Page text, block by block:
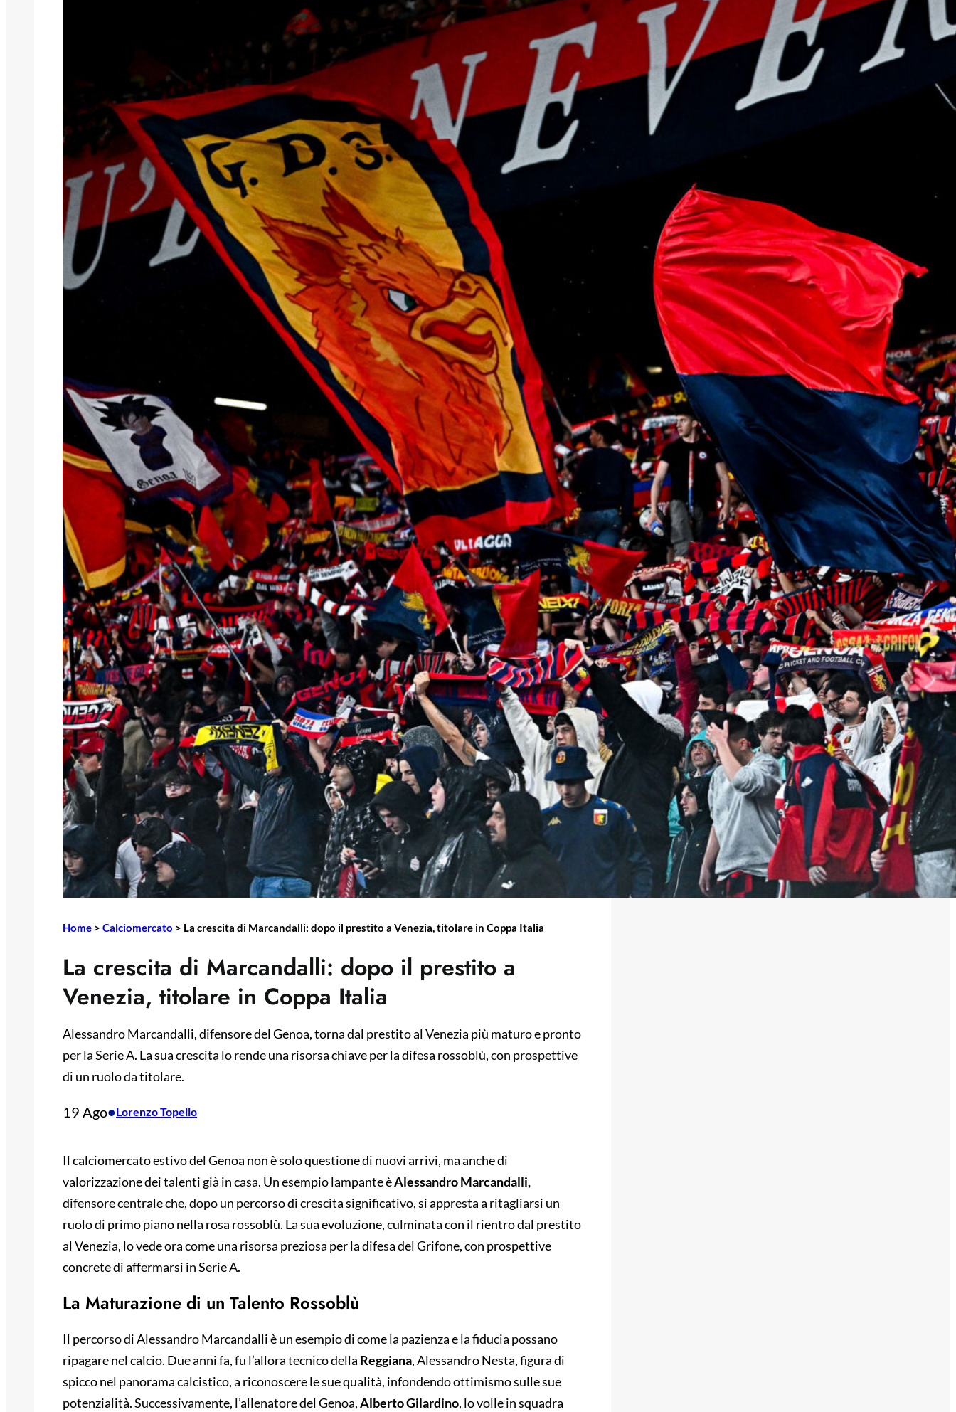
Home > Calciomercato > La crescita di Marcandalli: dopo il prestito a Venezia, titolare in Coppa Italia
La crescita di Marcandalli: dopo il prestito a
Venezia, titolare in Coppa Italia
Alessandro Marcandalli, difensore del Genoa, torna dal prestito al Venezia più maturo e pronto
per la Serie A. La sua crescita lo rende una risorsa chiave per la difesa rossoblù, con prospettive
di un ruolo da titolare.
19 Ago•Lorenzo Topello
Il calciomercato estivo del Genoa non è solo questione di nuovi arrivi, ma anche di
valorizzazione dei talenti già in casa. Un esempio lampante èAlessandro Marcandalli,
difensore centrale che, dopo un percorso di crescita significativo, si appresta a ritagliarsi un
ruolo di primo piano nella rosa rossoblù. La sua evoluzione, culminata con il rientro dal prestito
al Venezia, lo vede ora come una risorsa preziosa per la difesa del Grifone, con prospettive
concrete di affermarsi in Serie A.
La Maturazione di un Talento Rossoblù
Il percorso di Alessandro Marcandalli è un esempio di come la pazienza e la fiducia possano
ripagare nel calcio. Due anni fa, fu l’allora tecnico della Reggiana, Alessandro Nesta, figura di
spicco nel panorama calcistico, a riconoscere le sue qualità, infondendo ottimismo sulle sue
potenzialità. Successivamente, l’allenatore del Genoa,Alberto Gilardino, lo volle in squadra
L’ex rossoblù Carparelli riparte dal
Cisano: nuova sfida a 50 anni
6 Agosto 2026
Genoa in lutto: è scomparso l’ex